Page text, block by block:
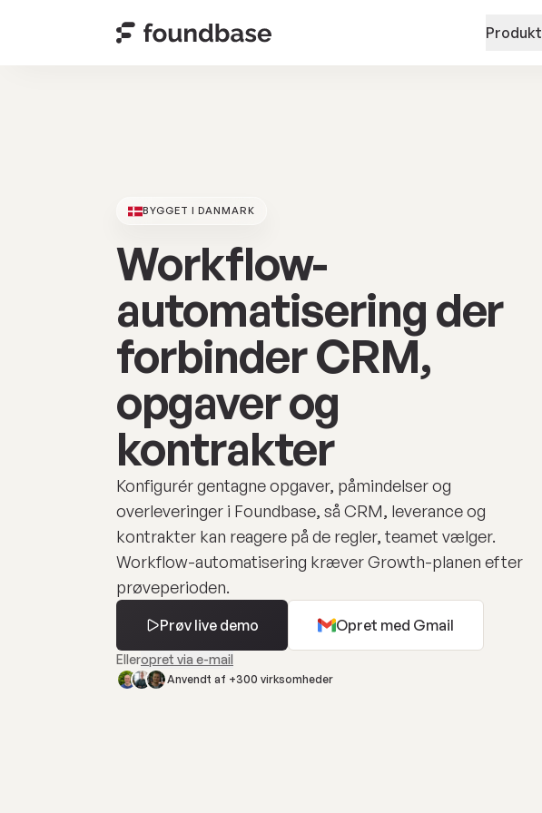
BYGGET I DANMARK
Workflow-
automatisering der
forbinder CRM,
opgaver og
kontrakter
Konfigurér gentagne opgaver, påmindelser og
overleveringer i Foundbase, så CRM, leverance og
kontrakter kan reagere på de regler, teamet vælger.
Workflow-automatisering kræver Growth-planen efter
prøveperioden.
Prøv live demo Opret med Gmail
Elleropret via e-mail
Anvendt af +300 virksomheder
Produkt